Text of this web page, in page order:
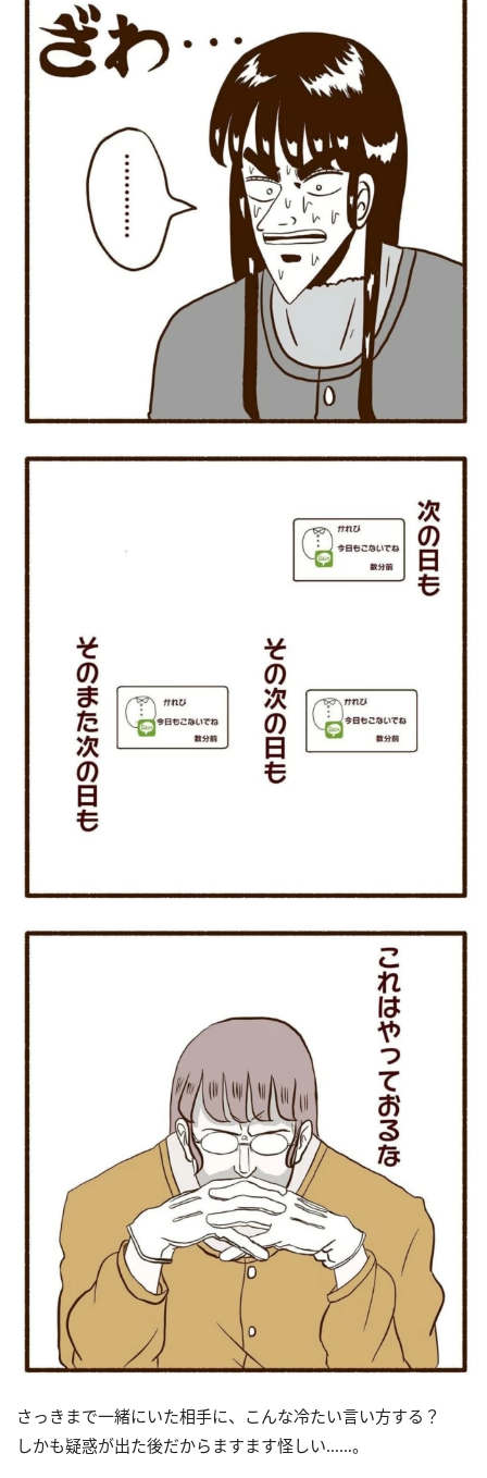
さっきまで一緒にいた相手に、こんな冷たい言い方する？
しかも疑惑が出た後だからますます怪しい……。